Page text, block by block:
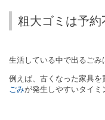
粗大ゴミは予約
生活している中で出るごみ
例えば、古くなった家具を
ごみが発生しやすいタイミ